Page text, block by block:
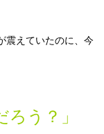
震えていたのに、今
う？」